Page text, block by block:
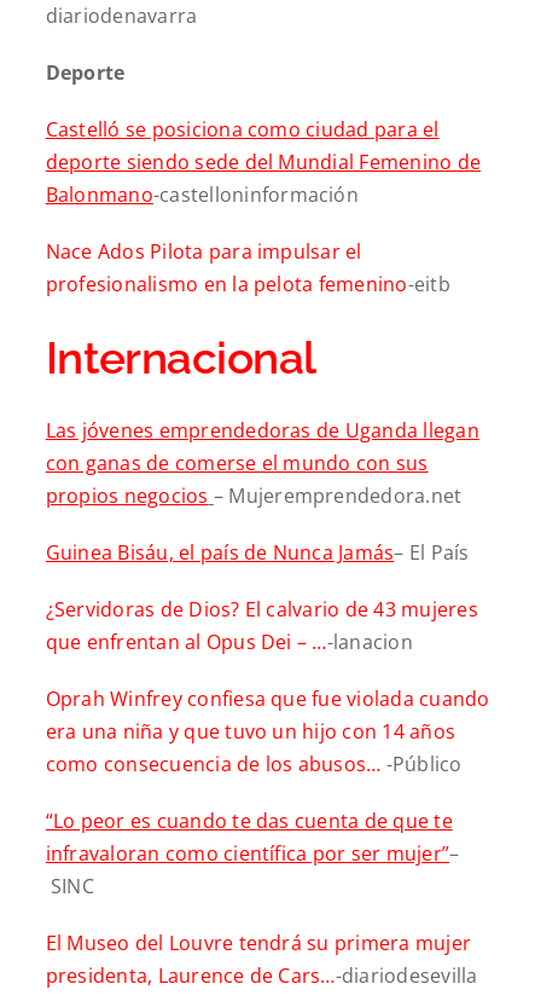
diariodenavarra
Deporte
Castelló se posiciona como ciudad para el
deporte siendo sede del Mundial Femenino de
Balonmano-castelloninformación
Nace Ados Pilota para impulsar el
profesionalismo en la pelota femenino-eitb
Internacional
Las jóvenes emprendedoras de Uganda llegan
con ganas de comerse el mundo con sus
propios negocios – Mujeremprendedora.net
Guinea Bisáu, el país de Nunca Jamás– El País
¿Servidoras de Dios? El calvario de 43 mujeres
que enfrentan al Opus Dei – …-lanacion
Oprah Winfrey confiesa que fue violada cuando
era una niña y que tuvo un hijo con 14 años
como consecuencia de los abusos… -Público
“Lo peor es cuando te das cuenta de que te
infravaloran como científica por ser mujer”–
SINC
El Museo del Louvre tendrá su primera mujer
presidenta, Laurence de Cars…-diariodesevilla